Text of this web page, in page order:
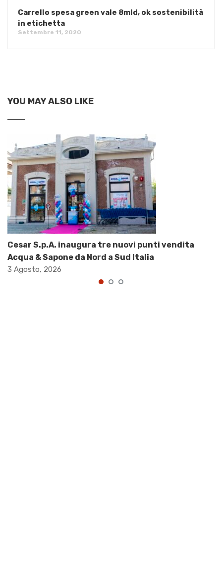
Carrello spesa green vale 8mld, ok sostenibilità
in etichetta
Settembre 11, 2020
YOU MAY ALSO LIKE
Cesar S.p.A. inaugura tre nuovi punti vendita
Acqua & Sapone da Nord a Sud Italia
3 Agosto, 2026